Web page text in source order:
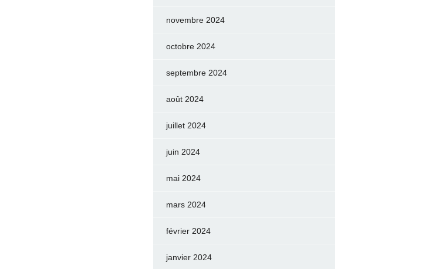
novembre 2024
octobre 2024
septembre 2024
août 2024
juillet 2024
juin 2024
mai 2024
mars 2024
février 2024
janvier 2024